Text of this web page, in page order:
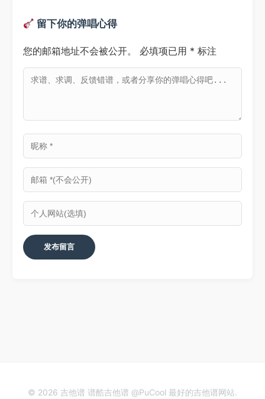
留下你的弹唱心得
您的邮箱地址不会被公开。 必填项已用 * 标注
© 2026 吉他谱 谱酷吉他谱 @PuCool 最好的吉他谱网站.